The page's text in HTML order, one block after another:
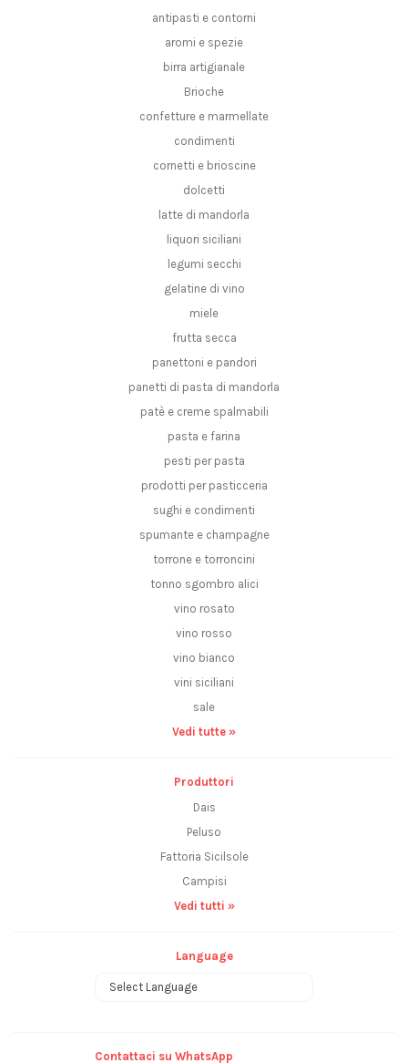
antipasti e contorni
aromi e spezie
birra artigianale
Brioche
confetture e marmellate
condimenti
cornetti e brioscine
dolcetti
latte di mandorla
liquori siciliani
legumi secchi
gelatine di vino
miele
frutta secca
panettoni e pandori
panetti di pasta di mandorla
patè e creme spalmabili
pasta e farina
pesti per pasta
prodotti per pasticceria
sughi e condimenti
spumante e champagne
torrone e torroncini
tonno sgombro alici
vino rosato
vino rosso
vino bianco
vini siciliani
sale
Vedi tutte »
Produttori
Dais
Peluso
Fattoria Sicilsole
Campisi
Vedi tutti »
Language
Contattaci su WhatsApp